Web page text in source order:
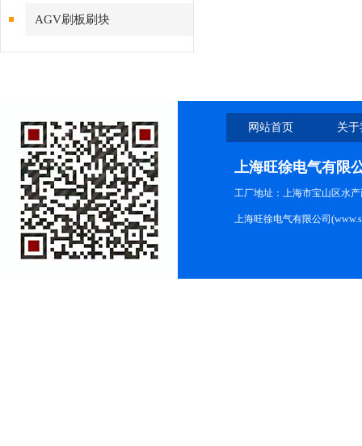
AGV刷板刷块
网站首页 关
上海旺徐电气有限
工厂地址：上海市宝山区水产
上海旺徐电气有限公司